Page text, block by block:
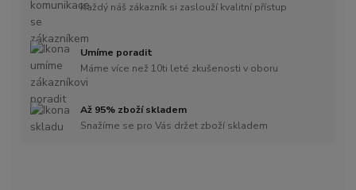
Každý náš zákazník si zaslouží kvalitní přístup
Umíme poradit
Máme více než 10ti leté zkušenosti v oboru
Až 95% zboží skladem
Snažíme se pro Vás držet zboží skladem